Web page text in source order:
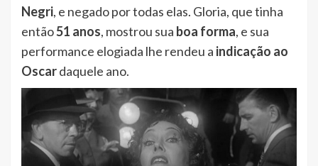
Negri, e negado por todas elas. Gloria, que tinha
então51 anos, mostrou sua boa forma, e sua
performance elogiada lhe rendeu a indicação ao
Oscardaquele ano.